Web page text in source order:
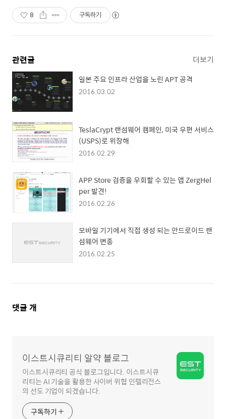
8 구독하기
관련글 더보기
일본 주요 인프라 산업을 노린 APT 공격
2016.03.02
TeslaCrypt 랜섬웨어 캠페인, 미국 우편 서비스
(USPS)로 위장해
2016.02.29
APP Store 검증을 우회할 수 있는 앱 ZergHel
per 발견!
2016.02.26
모바일 기기에서 직접 생성 되는 안드로이드 랜
섬웨어 변종
2016.02.25
댓
댓글 개
이스트시큐리티 알약 블로그
이스트시큐리티 공식 블로그입니다. 이스트시큐
리티는 AI 기술을 활용한 사이버 위협 인텔리전스
의 선도 기업이 되겠습니다.
구독하기